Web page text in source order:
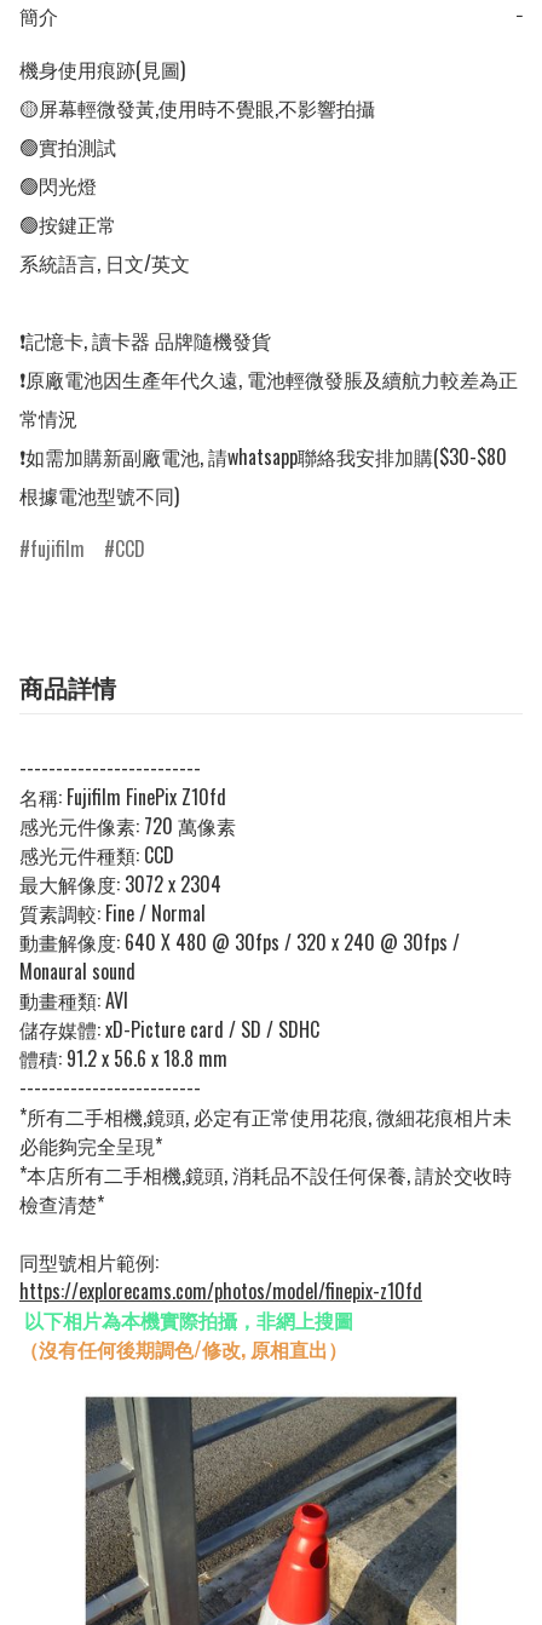
簡介
−
機身使用痕跡(見圖)
🟡屏幕輕微發黃,使用時不覺眼,不影響拍攝
🟢實拍測試
🟢閃光燈
🟢按鍵正常
系統語言, 日文/英文
❗️記憶卡, 讀卡器 品牌隨機發貨
❗️原廠電池因生產年代久遠, 電池輕微發脹及續航力較差為正
常情況
❗️如需加購新副廠電池, 請whatsapp聯絡我安排加購($30-$80
根據電池型號不同)
fujifilm
CCD
商品詳情
-------------------------
名稱: Fujifilm FinePix Z10fd
感光元件像素: 720 萬像素
感光元件種類: CCD
最大解像度: 3072 x 2304
質素調較: Fine / Normal
動畫解像度: 640 X 480 @ 30fps / 320 x 240 @ 30fps /
Monaural sound
動畫種類: AVI
儲存媒體:xD-Picture card / SD / SDHC
體積: 91.2 x 56.6 x 18.8 mm
-------------------------
*所有二手相機,鏡頭, 必定有正常使用花痕, 微細花痕相片未
必能夠完全呈現*
*本店所有二手相機,鏡頭, 消耗品不設任何保養, 請於交收時
檢查清楚*
同型號相片範例:
https://explorecams.com/photos/model/finepix-z10fd
以下相片為本機實際拍攝，非網上搜圖
（沒有任何後期調色/修改, 原相直出）